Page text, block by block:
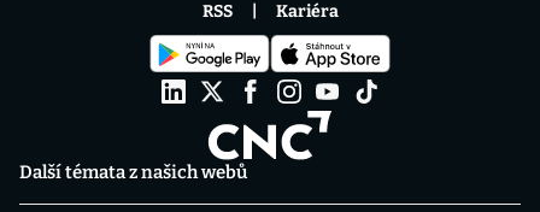
Další témata z našich webů
RSS Kariéra